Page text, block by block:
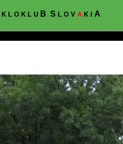
K L O K L U B S L O V A K I A